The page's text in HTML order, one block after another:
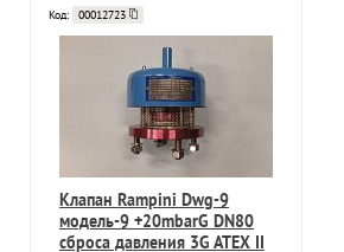
Код: 00012723
Клапан Rampini Dwg-9
модель-9 +20mbarG DN80
сброса давления 3G ATEX II